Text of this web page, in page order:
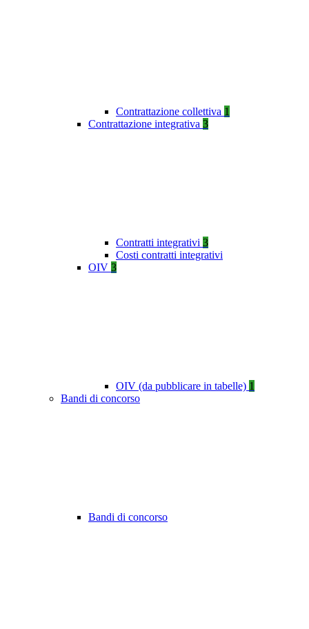
Contrattazione collettiva 1
Contrattazione integrativa 3
Contratti integrativi 3
Costi contratti integrativi
OIV 3
OIV (da pubblicare in tabelle) 1
Bandi di concorso
Bandi di concorso